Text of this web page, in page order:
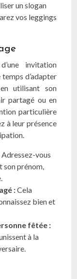
un slogan
vos leggings
invitation
temps d’adapter
utilisant son
partagé ou en
particulière
à leur présence
Adressez-vous
son prénom,
:Cela
bien et
fêtée :
à la